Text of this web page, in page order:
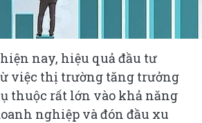
nay, hiệu quả đầu tư
việc thị trường tăng trưởng
thuộc rất lớn vào khả năng
nghiệp và đón đầu xu